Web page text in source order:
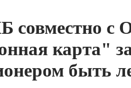
совместно с
карта"
быть